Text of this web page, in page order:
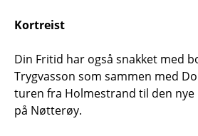
Kortreist
Din Fritid har også snakket med
Trygvasson som sammen med
turen fra Holmestrand til den
på Nøtterøy.